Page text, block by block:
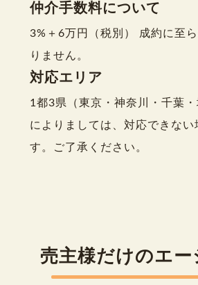
仲介手数料について
3%＋6万円（税別） 成約に至
りません。
対応エリア
1都3県（東京・神奈川・千葉
によりましては、対応できない
す。ご了承ください。
売主様だけのエー